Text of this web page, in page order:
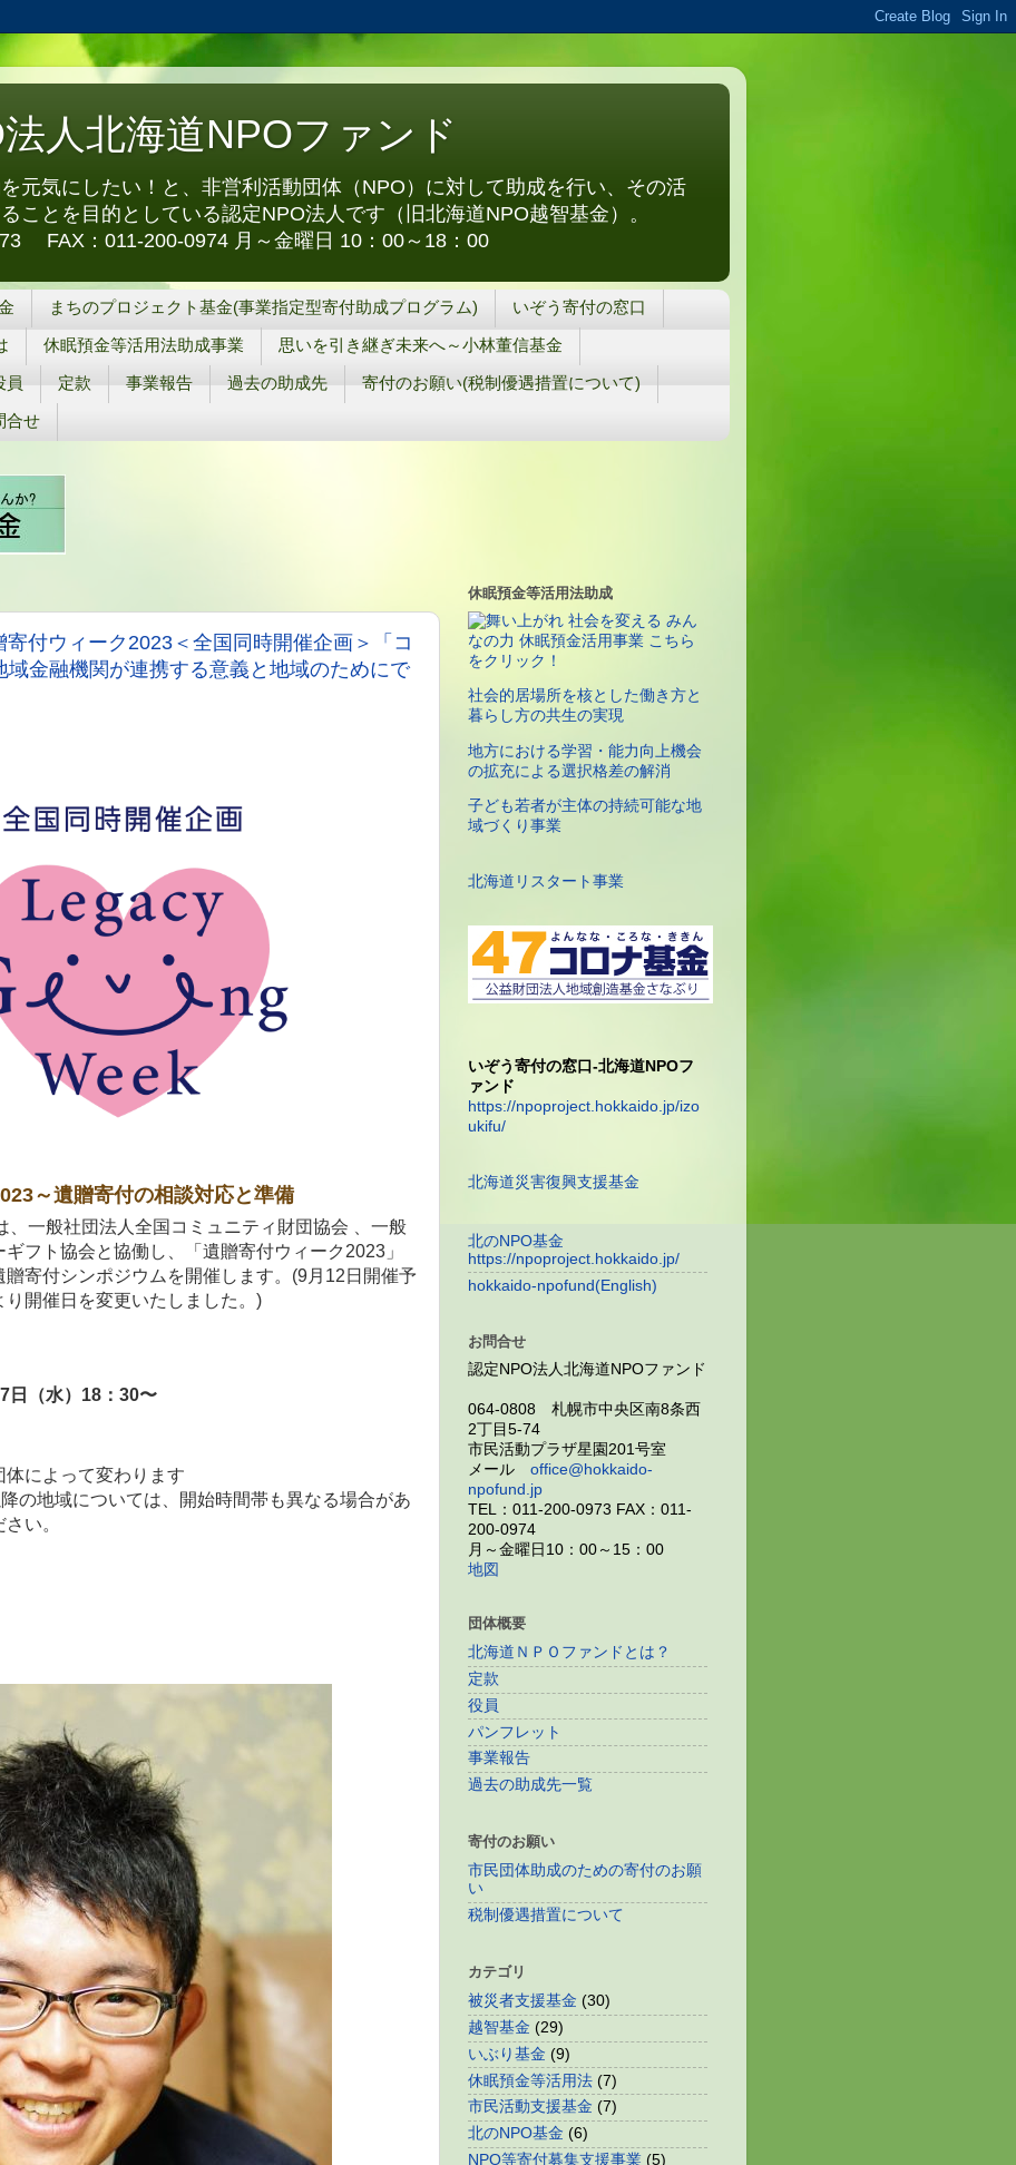
人北海道NPOファンド
元気にしたい！と、非営利活動団体（NPO）に対して助成を行い、その活
ことを目的としている認定NPO法人です（旧北海道NPO越智基金）。
FAX：011-200-0974 月～金曜日 10：00～18：00
まちのプロジェクト基金(事業指定型寄付助成プログラム)
いぞう寄付の窓口
休眠預金等活用法助成事業
思いを引き継ぎ未来へ～小林董信基金
員 定款 事業報告 過去の助成先
寄付のお願い(税制優遇措置について)
合せ
付ウィーク2023＜全国同時開催企画＞「コ
域金融機関が連携する意義と地域のためにで
～遺贈寄付の相談対応と準備
、一般社団法人全国コミュニティ財団協会 、一般
フト協会と協働し、「遺贈寄付ウィーク2023」
贈寄付シンポジウムを開催します。(9月12日開催予
り開催日を変更いたしました。)
日（水）18：30〜
によって変わります
の地域については、開始時間帯も異なる場合があ
い。
休眠預金等活用法助成
社会的居場所を核とした働き方と
暮らし方の共生の実現
地方における学習・能力向上機会
の拡充による選択格差の解消
子ども若者が主体の持続可能な地
域づくり事業
北海道リスタート事業
いぞう寄付の窓口-北海道NPOフ
ァンド
https://npoproject.hokkaido.jp/izo
ukifu/
北海道災害復興支援基金
北のNPO基金
https://npoproject.hokkaido.jp/
hokkaido-npofund(English)
お問合せ
認定NPO法人北海道NPOファンド
064-0808 札幌市中央区南8条西
2丁目5-74
市民活動プラザ星園201号室
メール office@hokkaido-
npofund.jp
TEL：011-200-0973 FAX：011-
200-0974
月～金曜日10：00～15：00
地図
団体概要
北海道ＮＰＯファンドとは？
定款
役員
パンフレット
事業報告
過去の助成先一覧
寄付のお願い
市民団体助成のための寄付のお願
い
税制優遇措置について
カテゴリ
被災者支援基金 (30)
越智基金 (29)
いぶり基金 (9)
休眠預金等活用法 (7)
市民活動支援基金 (7)
北のNPO基金 (6)
NPO等寄付募集支援事業 (5)